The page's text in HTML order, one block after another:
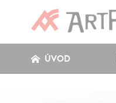
ÚVOD